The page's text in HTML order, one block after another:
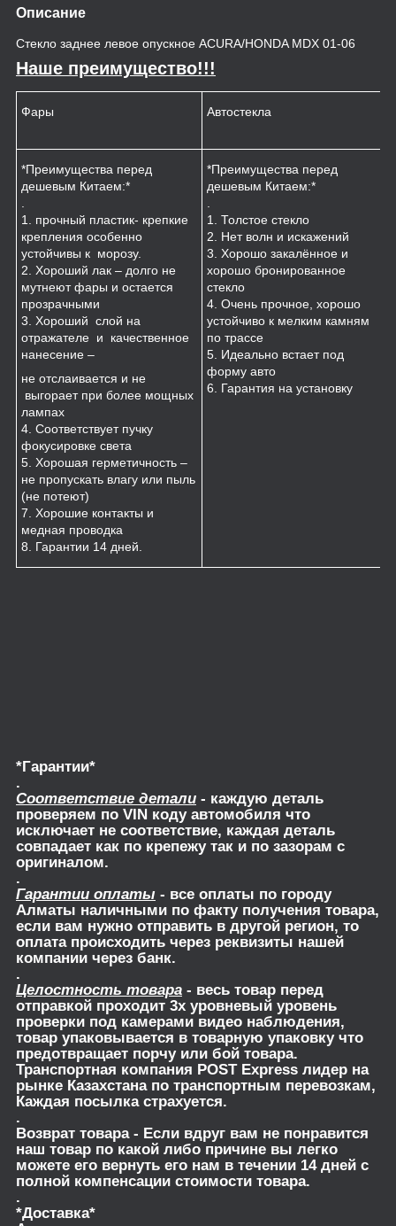
Описание
Стекло заднее левое опускное ACURA/HONDA MDX 01-06
Наше преимущество!!!
Фары Автостекла
*Преимущества перед
дешевым Китаем:*
.
1. прочный пластик- крепкие
крепления особенно
устойчивы к морозу.
2. Хороший лак – долго не
мутнеют фары и остается
прозрачными
3. Хороший слой на
отражателе и качественное
нанесение –
не отслаивается и не
выгорает при более мощных
лампах
4. Соответствует пучку
фокусировке света
5. Хорошая герметичность –
не пропускать влагу или пыль
(не потеют)
7. Хорошие контакты и
медная проводка
8. Гарантии 14 дней.
*Преимущества перед
дешевым Китаем:*
.
1. Толстое стекло
2. Нет волн и искажений
3. Хорошо закалённое и
хорошо бронированное
стекло
4. Очень прочное, хорошо
устойчиво к мелким камням
по трассе
5. Идеально встает под
форму авто
6. Гарантия на установку
*Гарантии*
.
Соответствие детали - каждую деталь
проверяем по VIN коду автомобиля что
исключает не соответствие, каждая деталь
совпадает как по крепежу так и по зазорам с
оригиналом.
.
Гарантии оплаты - все оплаты по городу
Алматы наличными по факту получения товара,
если вам нужно отправить в другой регион, то
оплата происходить через реквизиты нашей
компании через банк.
.
Целостность товара - весь товар перед
отправкой проходит 3х уровневый уровень
проверки под камерами видео наблюдения,
товар упаковывается в товарную упаковку что
предотвращает порчу или бой товара.
Транспортная компания POST Express лидер на
рынке Казахстана по транспортным перевозкам,
Каждая посылка страхуется.
.
Возврат товара- Если вдруг вам не понравится
наш товар по какой либо причине вы легко
можете его вернуть его нам в течении 14 дней с
полной компенсации стоимости товара.
.
*Доставка*